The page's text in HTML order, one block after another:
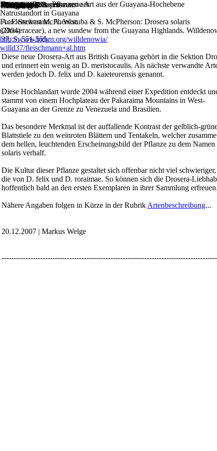
>>
Neuigkeiten Impressum
Änderungen
Links
Literatur
Angebote
Diverses
Naturstandorte
Kultur
Gattungen & Arten
Artikel
Einleitung
Neuigkeiten
Drosera solaris- eine neue Art aus der Guayana-Hochebene
A. Fleischmann, A. Wistuba & S. McPherson: Drosera solaris
(Droseraceae), a new sundew from the Guayana Highlands.
37, S. 551-555.
Diese neue Drosera-Art aus British Guayana gehört in die Sektion
und erinnert ein wenig an D. meristocaulis. Als nächste verwandte
werden jedoch D. felix und D. kaieteurensis genannt.
Diese Hochlandart wurde 2004 während einer Expedition entdeckt
stammt von einem Hochplateau der Pakaraima Mountains in West-
Guayana an der Grenze zu Venezuela und Brasilien.
Das besondere Merkmal ist der auffallende Kontrast der gelblich-
Blattstiele zu den weinroten Blättern und Tentakeln, welcher
dem hellen, leuchtenden Erscheinungsbild der Pflanze zu dem Namen
solaris verhalf.
Die Kultur dieser Pflanze gestaltet sich offenbar nicht viel schwieriger,
die von D. felix und D. roraimae. So können sich die Drosera-
hoffentlich bald an den ersten Exemplaren in ihrer Sammlung
Nähere Angaben folgen in Kürze in der Rubrik Artenbeschreibung...
20.12.2007 | Markus Welge
STARTSEITE
STARTSEITE
>>
Neuigkeiten
Drosera solaris - Pflanzen am
Natrustandort in Guayana
Foto: Stewart McPherson
(2004)
http://www.bgbm.org/willdenowia/
willd37/fleischmann+al.htm